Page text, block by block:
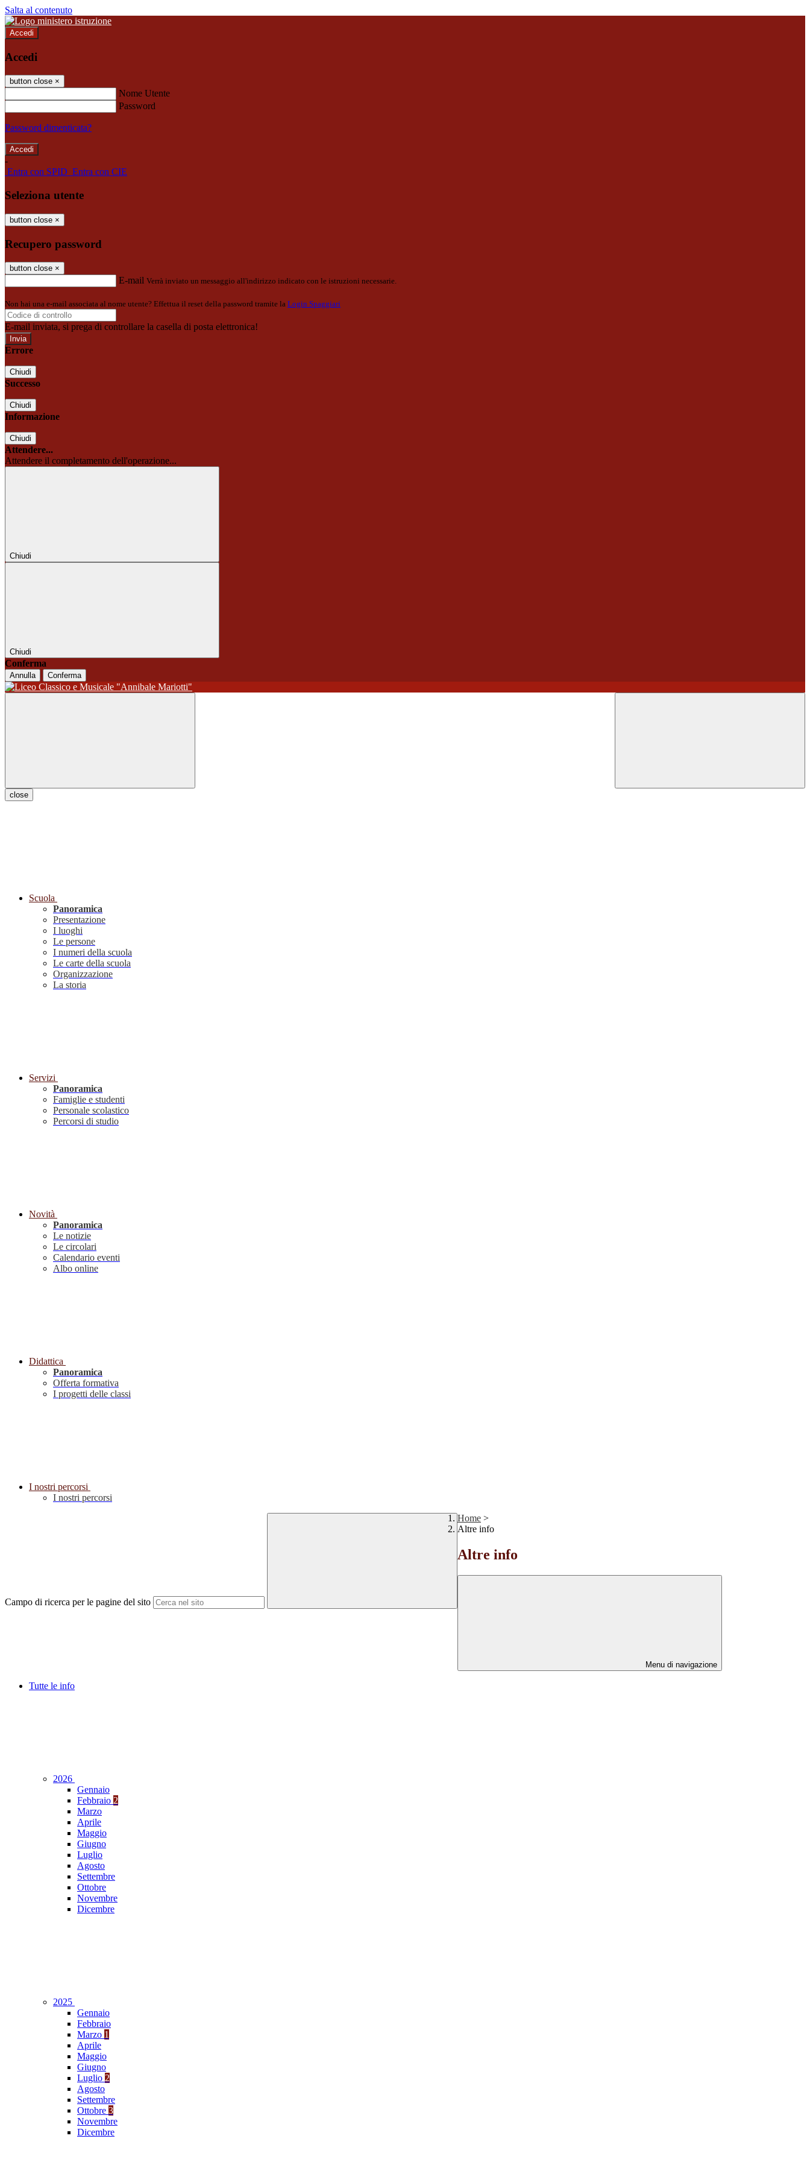
Salta al contenuto
Accedi
Accedi
button close ×
Nome Utente
Password
Password dimenticata?
-
Entra con SPID Entra con CIE
Seleziona utente
button close ×
Recupero password
button close ×
E-mail Verrà inviato un messaggio all'indirizzo indicato con le istruzioni necessarie.
Non hai una e-mail associata al nome utente? Effettua il reset della password tramite la Login Spaggiari
E-mail inviata, si prega di controllare la casella di posta elettronica!
Errore
Chiudi
Successo
Chiudi
Informazione
Chiudi
Attendere...
Attendere il completamento dell'operazione...
Chiudi
Chiudi
Conferma
Annulla Conferma
close
Scuola
Panoramica
Presentazione
I luoghi
Le persone
I numeri della scuola
Le carte della scuola
Organizzazione
La storia
Servizi
Panoramica
Famiglie e studenti
Personale scolastico
Percorsi di studio
Novità
Panoramica
Le notizie
Le circolari
Calendario eventi
Albo online
Didattica
Panoramica
Offerta formativa
I progetti delle classi
I nostri percorsi
I nostri percorsi
Campo di ricerca per le pagine del sito
Home >
Altre info
Altre info
Menu di navigazione
Tutte le info
2026
Gennaio
Febbraio 2
Marzo
Aprile
Maggio
Giugno
Luglio
Agosto
Settembre
Ottobre
Novembre
Dicembre
2025
Gennaio
Febbraio
Marzo 1
Aprile
Maggio
Giugno
Luglio 2
Agosto
Settembre
Ottobre 3
Novembre
Dicembre